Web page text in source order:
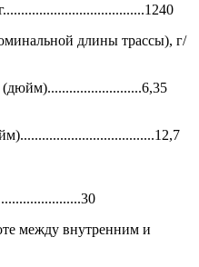
длины трассы), г/
между внутренним и